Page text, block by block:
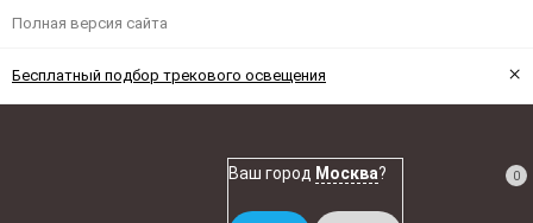
Полная версия сайта
Бесплатный подбор трекового освещения ×
Ваш город Москва? 0